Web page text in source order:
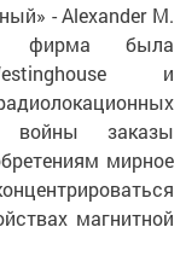
- Alexander M.
фирма была
и
заказы
мирное
магнитной